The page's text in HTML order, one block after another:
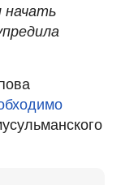
начать